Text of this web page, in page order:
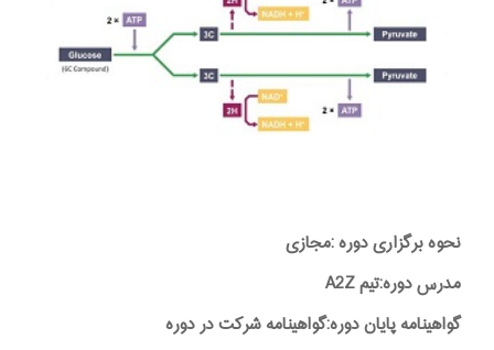
نحوه برگزاری دوره :مجازی
مدرس دوره:تیم A2Z
گواهینامه پایان دوره:گواهینامه شرکت در دوره